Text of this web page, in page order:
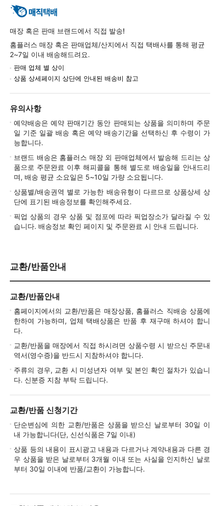
매장 혹은 판매 브랜드에서 직접 발송!
홈플러스 매장 혹은 판매업체/산지에서 직접 택배사를 통해 평균
2~7일 이내 배송해드려요.
판매 업체 별 상이
상품 상세페이지 상단에 안내된 배송비 참고
유의사항
예약배송은 예약 판매기간 동안 판매되는 상품을 의미하며 주문
일 기준 일괄 배송 혹은 예약 배송기간을 선택하신 후 수령이 가
능합니다.
브랜드 배송은 홈플러스 매장 외 판매업체에서 발송해 드리는 상
품으로 주문완료 이후 해피콜을 통해 별도로 배송일을 안내드리
며, 배송 평균 소요일은 5~10일 가량 소요됩니다.
상품별/배송권역 별로 가능한 배송유형이 다르므로 상품상세 상
단에 표기된 배송정보를 확인해주세요.
픽업 상품의 경우 상품 및 점포에 따라 픽업장소가 달라질 수 있
습니다. 배송정보 확인 페이지 및 주문완료 시 안내 드립니다.
교환/반품안내
교환/반품안내
홈페이지에서의 교환/반품은 매장상품, 홈플러스 직배송 상품에
한하여 가능하며, 업체 택배상품은 반품 후 재구매 하셔야 합니
다.
교환/반품을 매장에서 직접 하시려면 상품수령 시 받으신 주문내
역서(영수증)을 반드시 지참하셔야 합니다.
주류의 경우, 교환 시 미성년자 여부 및 본인 확인 절차가 있습니
다. 신분증 지참 부탁 드립니다.
교환/반품 신청기간
단순변심에 의한 교환/반품은 상품을 받으신 날로부터 30일 이
내 가능합니다(단, 신선식품은 7일 이내)
상품 등의 내용이 표시광고 내용과 다르거나 계약내용과 다른 경
우 상품을 받은 날로부터 3개월 이내 또는 사실을 인지하신 날로
부터 30일 이내에 반품/교환이 가능합니다.